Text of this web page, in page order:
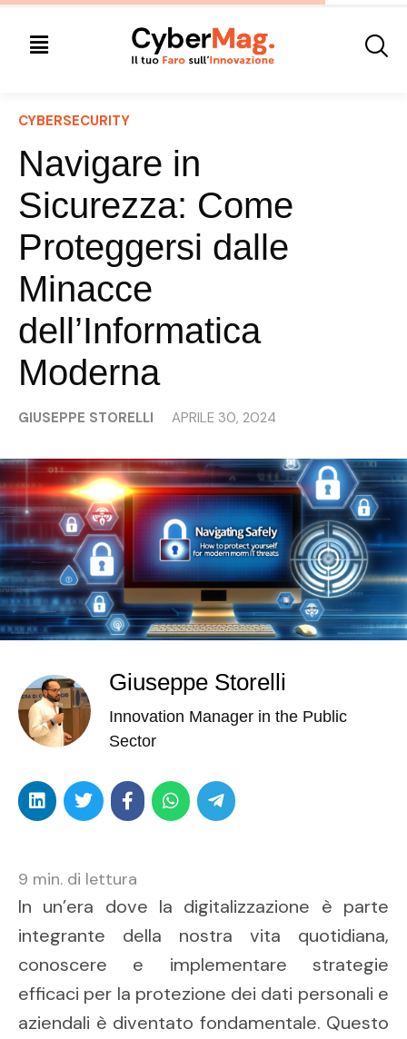
CYBERSECURITY
Navigare in
Sicurezza: Come
Proteggersi dalle
Minacce
dell’Informatica
Moderna
GIUSEPPE STORELLI APRILE 30, 2024
Giuseppe Storelli
Innovation Manager in the Public
Sector
9 min. di lettura
In un’era dove la digitalizzazione è parte
integrante della nostra vita quotidiana,
conoscere e implementare strategie
efficaci per la protezione dei dati personali e
aziendali è diventato fondamentale. Questo